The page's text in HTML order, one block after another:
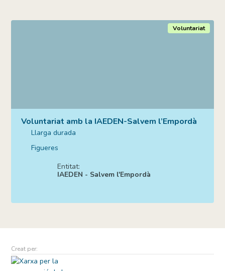
Voluntariat amb la IAEDEN-Salvem l’Empordà
Llarga durada
Figueres
Voluntariat
Entitat:
IAEDEN - Salvem l'Empordà
Creat per: